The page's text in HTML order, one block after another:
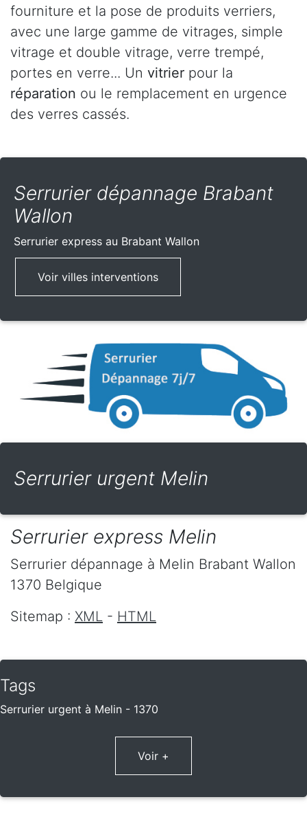
fourniture et la pose de produits verriers,
avec une large gamme de vitrages, simple
vitrage et double vitrage, verre trempé,
portes en verre... Un vitrier pour la
réparation ou le remplacement en urgence
des verres cassés.
Serrurier dépannage Brabant
Wallon
Serrurier express au Brabant Wallon
Voir villes interventions
Serrurier urgent Melin
Serrurier express Melin
Serrurier dépannage à Melin Brabant Wallon
1370 Belgique
Sitemap : XML - HTML
Tags
Serrurier urgent à Melin - 1370
Voir +